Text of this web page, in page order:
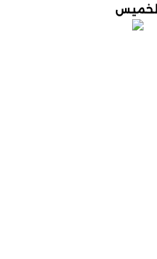
الخميس